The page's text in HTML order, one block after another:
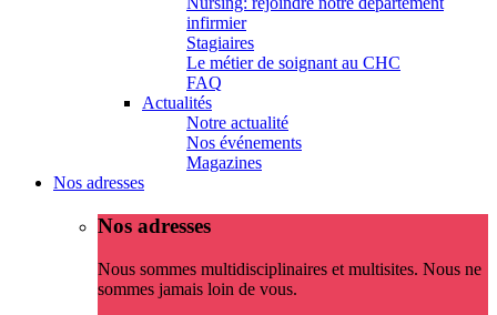
infirmier
Stagiaires
Le métier de soignant au CHC
FAQ
Actualités
Notre actualité
Nos événements
Magazines
Nos adresses
Nos adresses
Nous sommes multidisciplinaires et multisites. Nous ne
sommes jamais loin de vous.